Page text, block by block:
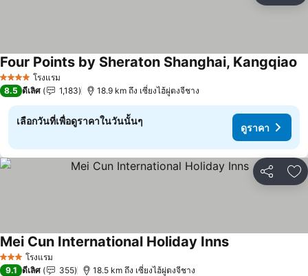
4 ดาว โรงแรม
Four Points by Sheraton Shanghai, Kangqiao
8.5 ดีเลิศ 1,183 18.9 km ถึง เซี่ยงไฮ้ผู่ตงจีชาง
เลือกวันที่เพื่อดูราคาในวันนั้นๆ
ดูราคา
แชร์ เ
3 ดาว โรงแรม
Mei Cun International Holiday Inns
9.1 ดีเลิศ 355 18.5 km ถึง เซี่ยงไฮ้ผู่ตงจีชาง